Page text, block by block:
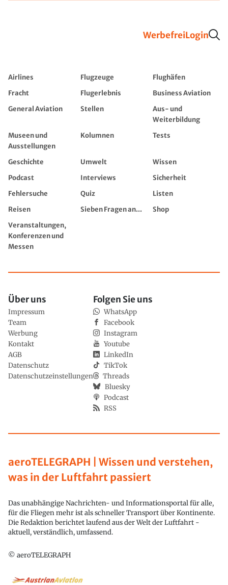
WerbefreiLogin
Airlines Flugzeuge
Flughäfen
Fracht
Flugerlebnis
Business Aviation
General Aviation
Stellen
Aus- und
Weiterbildung
Museen und
Ausstellungen
Kolumnen Tests
Geschichte Umwelt
Wissen
Podcast
Interviews
Sicherheit
Fehlersuche
Quiz
Listen
Reisen
Sieben Fragen an...
Shop
Veranstaltungen,
Konferenzen und
Messen
aeroTELEGRAPH | Wissen und verstehen,
was in der Luftfahrt passiert
Das unabhängige Nachrichten- und Informationsportal für alle,
für die Fliegen mehr ist als schneller Transport über Kontinente.
Die Redaktion berichtet laufend aus der Welt der Luftfahrt -
aktuell, verständlich, umfassend.
© aeroTELEGRAPH
Über uns
Impressum
Team
Werbung
Kontakt
AGB
Datenschutz
Datenschutzeinstellungen
Folgen Sie uns
WhatsApp
Facebook
Instagram
Youtube
LinkedIn
TikTok
Threads
Bluesky
Podcast
RSS